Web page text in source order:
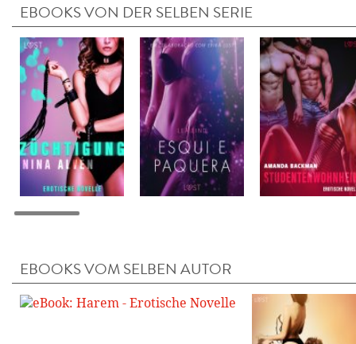
EBOOKS VON DER SELBEN SERIE
EBOOKS VOM SELBEN AUTOR